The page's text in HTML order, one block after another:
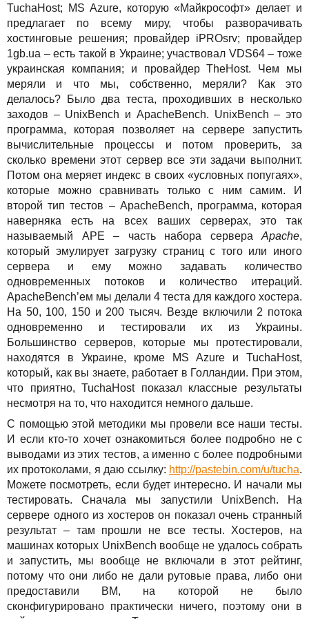
TuchaHost; MS Azure, которую «Майкрософт» делает и
предлагает по всему миру, чтобы разворачивать
хостинговые решения; провайдер iPROsrv; провайдер
1gb.ua – есть такой в Украине; участвовал VDS64 – тоже
украинская компания; и провайдер TheHost. Чем мы
меряли и что мы, собственно, меряли? Как это
делалось? Было два теста, проходивших в несколько
заходов – UnixBench и ApacheBench. UnixBench – это
программа, которая позволяет на сервере запустить
вычислительные процессы и потом проверить, за
сколько времени этот сервер все эти задачи выполнит.
Потом она меряет индекс в своих «условных попугаях»,
которые можно сравнивать только с ним самим. И
второй тип тестов – ApacheBench, программа, которая
наверняка есть на всех ваших серверах, это так
называемый APE – часть набора сервера Apache,
который эмулирует загрузку страниц с того или иного
сервера и ему можно задавать количество
одновременных потоков и количество итераций.
ApacheBench’ем мы делали 4 теста для каждого хостера.
На 50, 100, 150 и 200 тысяч. Везде включили 2 потока
одновременно и тестировали их из Украины.
Большинство серверов, которые мы протестировали,
находятся в Украине, кроме MS Azure и TuchaHost,
который, как вы знаете, работает в Голландии. При этом,
что приятно, TuchaHost показал классные результаты
несмотря на то, что находится немного дальше.
С помощью этой методики мы провели все наши тесты.
И если кто-то хочет ознакомиться более подробно не с
выводами из этих тестов, а именно с более подробными
их протоколами, я даю ссылку: http://pastebin.com/u/tucha.
Можете посмотреть, если будет интересно. И начали мы
тестировать. Сначала мы запустили UnixBench. На
сервере одного из хостеров он показал очень странный
результат – там прошли не все тесты. Хостеров, на
машинах которых UnixBench вообще не удалось собрать
и запустить, мы вообще не включали в этот рейтинг,
потому что они либо не дали рутовые права, либо они
предоставили ВМ, на которой не было
сконфигурировано практически ничего, поэтому они в